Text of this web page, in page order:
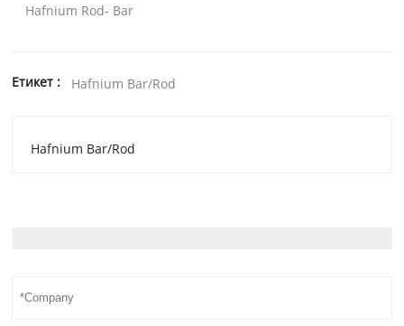
Hafnium Rod- Bar
Етикет : Hafnium Bar/Rod
Hafnium Bar/Rod